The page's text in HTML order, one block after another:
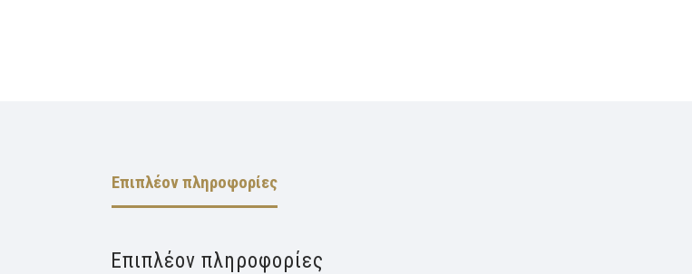
Επιπλέον πληροφορίες
Επιπλέον πληροφορίες